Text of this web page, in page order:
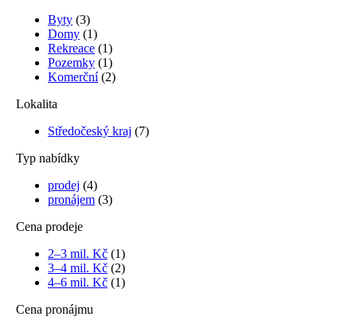
Byty (3)
Domy (1)
Rekreace (1)
Pozemky (1)
Komerční(2)
Lokalita
Středočeský kraj (7)
Typ nabídky
prodej (4)
pronájem (3)
Cena prodeje
2–3 mil. Kč (1)
3–4 mil. Kč (2)
4–6 mil. Kč (1)
Cena pronájmu